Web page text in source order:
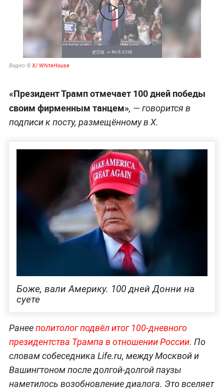
Видео ©Х/ WhiteHouse
«Президент Трамп отмечает 100 дней победы
своим фирменным танцем», — говорится в
подписи к посту, размещённому в X.
Боже, вали Америку. 100 дней Донни на
суете
Ранееполитолог подвёл итог 100-дневного
президентства Трампа в отношении России. По
словам собеседника Life.ru, между Москвой и
Вашингтоном после долгой-долгой паузы
наметилось возобновление диалога. Это вселяет